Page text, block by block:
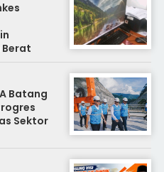
Berat
Batang
Sektor